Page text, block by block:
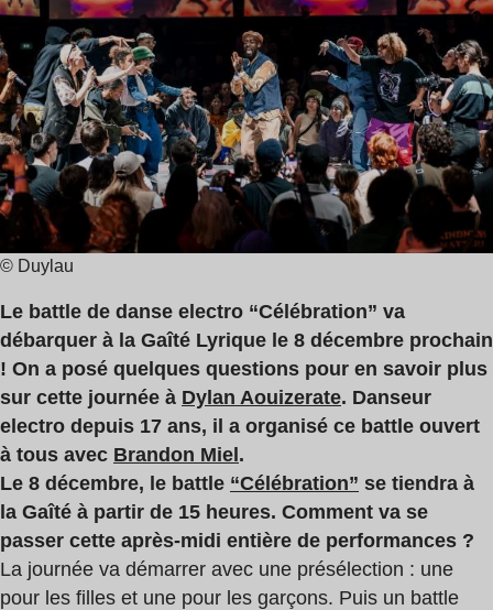
:
5
min
Brandon
Miel
Bat’s
© Duylau
Le battle de danse electro “Célébration” va
débarquer à la Gaîté Lyrique le 8 décembre prochain
! On a posé quelques questions pour en savoir plus
sur cette journée à Dylan Aouizerate. Danseur
electro depuis 17 ans, il a organisé ce battle ouvert
à tous avec Brandon Miel.
Le 8 décembre, le battle “Célébration” se tiendra à
la Gaîté à partir de 15 heures. Comment va se
passer cette après-midi entière de performances ?
La journée va démarrer avec une présélection : une
pour les filles et une pour les garçons. Puis un battle